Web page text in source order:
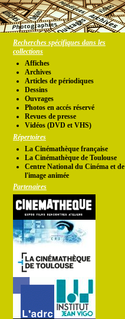
Recherches spécifiques dans les
collections
Affiches
Archives
Articles de périodiques
Dessins
Ouvrages
Photos en accés réservé
Revues de presse
Vidéos (DVD et VHS)
Répertoires
La Cinémathèque française
La Cinémathèque de Toulouse
Centre National du Cinéma et de
l'image animée
Partenaires